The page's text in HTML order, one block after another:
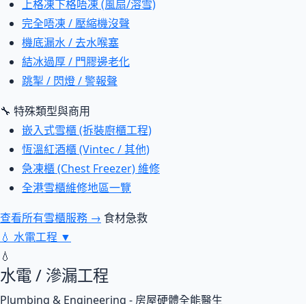
上格凍下格唔凍 (風扇/溶雪)
完全唔凍 / 壓縮機沒聲
機底漏水 / 去水喉塞
結冰過厚 / 門膠邊老化
跳掣 / 閃燈 / 警報聲
🔧 特殊類型與商用
嵌入式雪櫃 (拆裝廚櫃工程)
恆溫紅酒櫃 (Vintec / 其他)
急凍櫃 (Chest Freezer) 維修
全港雪櫃維修地區一覽
查看所有雪櫃服務 → 食材急救
💧 水電工程 ▼
💧
水電 / 滲漏工程
Plumbing & Engineering - 房屋硬體全能醫生